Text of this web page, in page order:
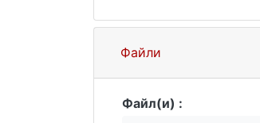
Файли
Файл(и) :